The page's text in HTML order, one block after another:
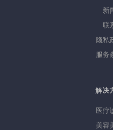
新
联
隐私
服务
解决
医疗
美容